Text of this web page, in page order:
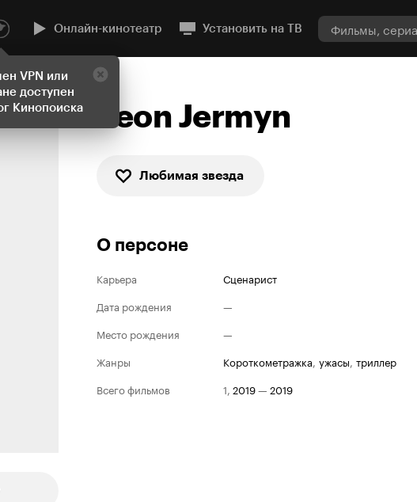
VPN или
доступен
Кинопоиска
Онлайн-кинотеатр Установить на ТВ
Leon Jermyn
Любимая звезда
О персоне
Карьера
Сценарист
Дата рождения
—
Место рождения
—
Жанры
короткометражка, ужасы, триллер
Всего фильмов
1, 2019— 2019